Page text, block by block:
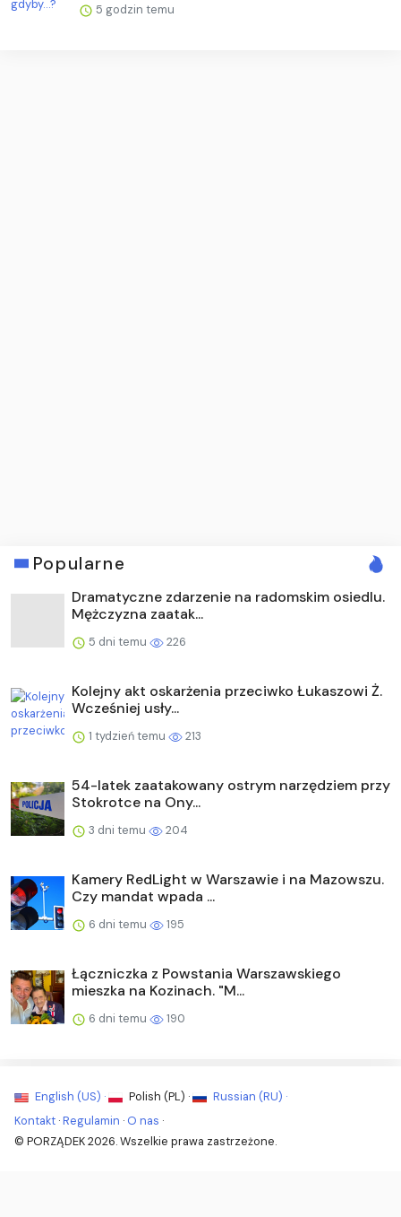
5 godzin temu
Popularne
Dramatyczne zdarzenie na radomskim osiedlu.
Mężczyzna zaatak...
5 dni temu 226
Kolejny akt oskarżenia przeciwko Łukaszowi Ż.
Wcześniej usły...
1 tydzień temu 213
54-latek zaatakowany ostrym narzędziem przy
Stokrotce na Ony...
3 dni temu 204
Kamery RedLight w Warszawie i na Mazowszu.
Czy mandat wpada ...
6 dni temu 195
Łączniczka z Powstania Warszawskiego
mieszka na Kozinach. "M...
6 dni temu 190
English (US) · Polish (PL) ·
Russian (RU) ·
Kontakt ·Regulamin · O nas ·
© PORZĄDEK 2026. Wszelkie prawa zastrzeżone.